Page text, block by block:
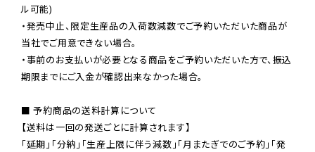
ル可能)
・発売中止、限定生産品の入荷数減数でご予約いただいた商品が
当社でご用意できない場合。
・事前のお支払いが必要となる商品をご予約いただいた方で、振込
期限までにご入金が確認出来なかった場合。
■ 予約商品の送料計算について
【送料は一回の発送ごとに計算されます】
「延期」「分納」「生産上限に伴う減数」「月またぎでのご予約」「発